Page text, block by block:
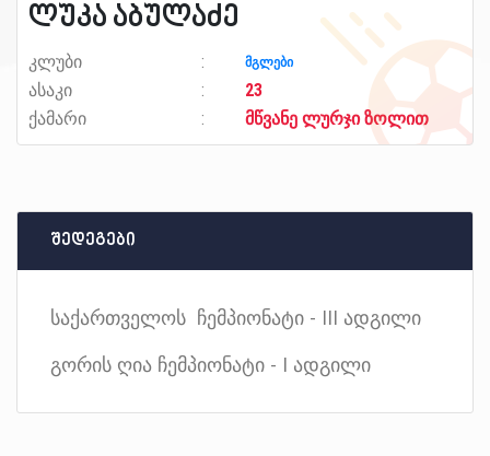
ლუკა აბულაძე
კლუბი მგლები
ასაკი
23
ქამარი
მწვანე ლურჯი ზოლით
შედეგები
საქართველოს ჩემპიონატი - III ადგილი
გორის ღია ჩემპიონატი - I ადგილი